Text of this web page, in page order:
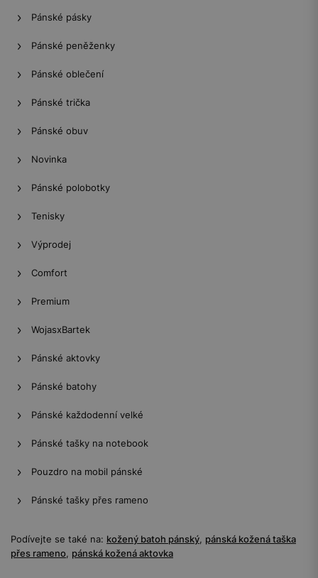
Pánské pásky
Pánské peněženky
Pánské oblečení
Pánské trička
Pánské obuv
Novinka
Pánské polobotky
Tenisky
Výprodej
Comfort
Premium
WojasxBartek
Pánské aktovky
Pánské batohy
Pánské každodenní velké
Pánské tašky na notebook
Pouzdro na mobil pánské
Pánské tašky přes rameno
Podívejte se také na: kožený batoh pánský pánská kožená taška
přes rameno pánská kožená aktovka